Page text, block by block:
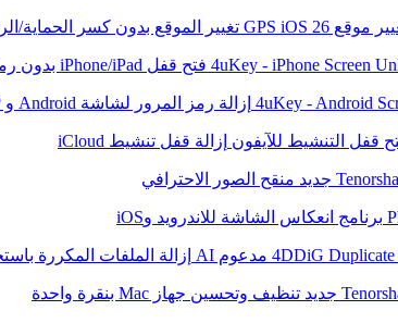
iOS 26 تغيير الموقع بدون كسر الحماية/
4uKey - iPhone Screen فتح قفل iPhone/iPad بدون رمز المرور
4uKey - Android إزالة رمز المرور لشاشة Android و FRP
إزالة قفل تنشيط iCloud
جديد منقح الصور الاحترافي
برنامج انعكاس الشاشة للاندرويد وiOS
4DDiG Duplicate مدعوم AI إزالة الملفات المكررة
جديد تنظيف وتحسين جهاز Mac بنقرة واحدة